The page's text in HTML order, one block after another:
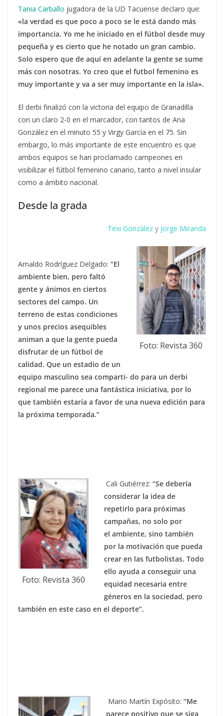
Tania Carballo jugadora de la UD Tacuense declaro que:
«la verdad es que poco a poco se le está dando más
importancia. Yo me he iniciado en el fútbol desde muy
pequeña y es cierto que he notado un gran cambio.
Solo espero que de aquí en adelante la gente se sume
más con nosotras. Yo creo que el futbol femenino es
muy importante y va a ser muy importante en la isla».
El derbi finalizó con la victoria del equipo de Granadilla
con un claro 2-0 en el marcador, con tantos de Ana
González en el minuto 55 y Virgy García en el 75. Sin
embargo, lo más importante de este encuentro es que
ambos equipos se han proclamado campeones en
visibilizar el fútbol femenino canario, tanto a nivel insular
como a ámbito nacional.
Desde la grada
Texi González y Jorge Miranda
Foto: Revista 360
Arnaldo Rodríguez Delgado: “El
ambiente bien, pero faltó
gente y ánimos en ciertos
sectores del campo. Un
terreno de estas condiciones
y unos precios asequibles
animan a que la gente pueda
disfrutar de un fútbol de
calidad. Que un estadio de un
equipo masculino sea comparti- do para un derbi
regional me parece una fantástica iniciativa, por lo
que también estaría a favor de una nueva edición para
la próxima temporada.”
Foto: Revista 360
Cali Gutiérrez: “Se debería
considerar la idea de
repetirlo para próximas
campañas, no solo por
el ambiente, sino también
por la motivación que pueda
crear en las futbolistas. Todo
ello ayuda a conseguir una
equidad necesaria entre
géneros en la sociedad, pero
también en este caso en el deporte”.
Mario Martín Expósito: “Me
parece positivo que se siga